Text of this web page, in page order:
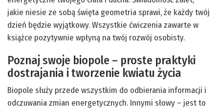
jakie niesie ze sobą święta geometria sprawi, że każdy twój
dzień będzie wyjątkowy. Wszystkie ćwiczenia zawarte w
książce pozytywnie wpłyną na twój rozwój osobisty.
Poznaj swoje biopole – proste praktyki
dostrajania i tworzenie kwiatu życia
Biopole służy przede wszystkim do odbierania informacji i
odczuwania zmian energetycznych. Innymi słowy – jest to